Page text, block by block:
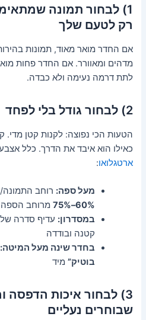
1) לבחור תמונה
רק לטעם שלך
אם החדר מואר מאוד, תמונות
מדהים ומאוורר. אם החדר פחות
לתת דרמה נעימה ולא כבדה.
2) לבחור גודל בלי לפחד
הטעות הכי נפוצה: לקנות קטן מדי.
כאילו הוא איבד את הדרך. כלל
ארטגלואו:
מעל ספה: רוחב
60%–75%
מרוחב הספה
במסדרון:
קטנה ובודדה
בחדר שינה מעל המיטה:
בוטיק” מיד
3) לבחור איכות הדפסה
שבוחרים נעליים